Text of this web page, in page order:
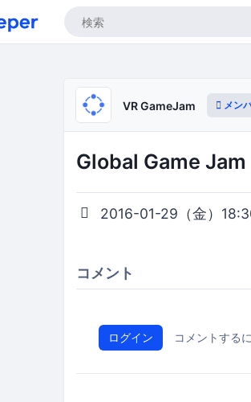
VR GameJam メン
Global Game
2016-01-29（金）
コメント
ログイン コメントする